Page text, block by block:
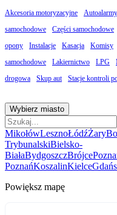
Akcesoria motoryzacyjne
samochodowe
Części samochodowe
opony
Instalacje Kasacja
Komisy
samochodowe
Lakiernictwo LPG
drogowa
Skup aut Stacje kontroli
Wybierz miasto
MikołówLesznoŁódźŻary
TrybunalskiBielsko-
BiałaBydgoszczBrójce
PoznańKoszalinKielce
Powiększ mapę